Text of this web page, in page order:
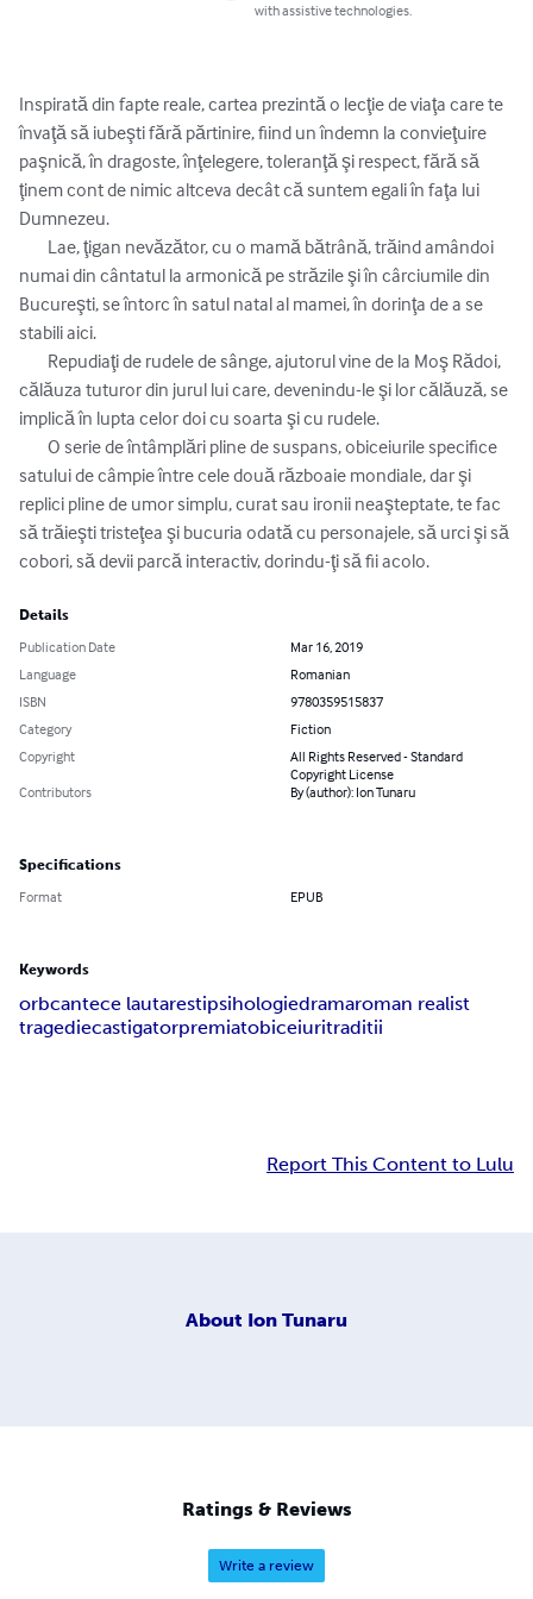
with assistive technologies.
Inspirată din fapte reale, cartea prezintă o lecţie de viaţa care te
învaţă să iubeşti fără părtinire, fiind un îndemn la convieţuire
paşnică, în dragoste, înţelegere, toleranţă şi respect, fără să
ţinem cont de nimic altceva decât că suntem egali în faţa lui
Dumnezeu.
numai din cântatul la armonică pe străzile şi în cârciumile din
Bucureşti, se întorc în satul natal al mamei, în dorinţa de a se
stabili aici.
călăuza tuturor din jurul lui care, devenindu-le şi lor călăuză, se
implică în lupta celor doi cu soarta şi cu rudele.
satului de câmpie între cele două războaie mondiale, dar şi
replici pline de umor simplu, curat sau ironii neaşteptate, te fac
să trăieşti tristeţea şi bucuria odată cu personajele, să urci şi să
cobori, să devii parcă interactiv, dorindu-ţi să fii acolo.
Details
Publication Date
Mar 16, 2019
Language
Romanian
ISBN
9780359515837
Category
Fiction
Copyright
All Rights Reserved - Standard
Copyright License
Contributors
By (author): Ion Tunaru
Specifications
Format EPUB
Keywords
orbcantece lautarestipsihologiedramaroman realist
tragediecastigatorpremiatobiceiuritraditii
Report This Content to Lulu
About Ion Tunaru
Ratings & Reviews
Write a review